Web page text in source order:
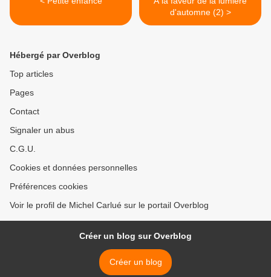
d'automne (2) >
Hébergé par Overblog
Top articles
Pages
Contact
Signaler un abus
C.G.U.
Cookies et données personnelles
Préférences cookies
Voir le profil de Michel Carlué sur le portail Overblog
Créer un blog sur Overblog
Créer un blog